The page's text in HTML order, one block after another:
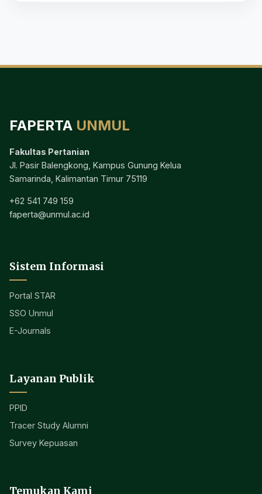
FAPERTA UNMUL
Fakultas Pertanian
Jl. Pasir Balengkong, Kampus Gunung Kelua
Samarinda, Kalimantan Timur 75119
+62 541 749 159
faperta@unmul.ac.id
Sistem Informasi
Portal STAR
SSO Unmul
E-Journals
Layanan Publik
PPID
Tracer Study Alumni
Survey Kepuasan
Temukan Kami